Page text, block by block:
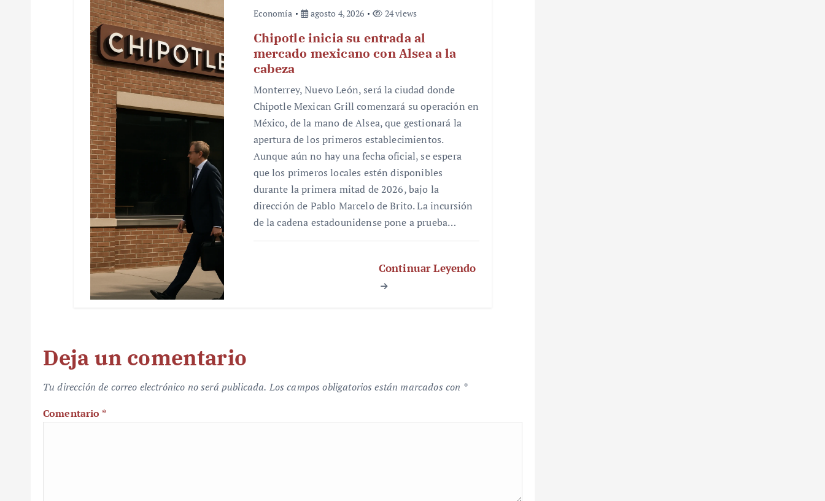
Economía agosto 4, 2026 24 views
Chipotle inicia su entrada al
mercado mexicano con Alsea a la
cabeza
Monterrey, Nuevo León, será la ciudad donde
Chipotle Mexican Grill comenzará su operación en
México, de la mano de Alsea, que gestionará la
apertura de los primeros establecimientos.
Aunque aún no hay una fecha oficial, se espera
que los primeros locales estén disponibles
durante la primera mitad de 2026, bajo la
dirección de Pablo Marcelo de Brito. La incursión
de la cadena estadounidense pone a prueba…
Continuar Leyendo
Deja un comentario
Tu dirección de correo electrónico no será publicada. Los campos obligatorios están marcados con *
Comentario *